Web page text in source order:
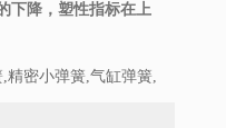
下降，塑性指标在上
精密小弹簧,气缸弹簧,